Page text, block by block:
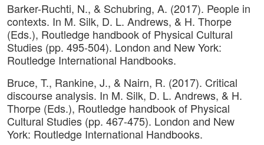
Barker-Ruchti, N., & Schubring, A. (2017). People in
contexts. In M. Silk, D. L. Andrews, & H. Thorpe
(Eds.), Routledge handbook of Physical Cultural
Studies (pp. 495-504). London and New York:
Routledge International Handbooks.
Bruce, T., Rankine, J., & Nairn, R. (2017). Critical
discourse analysis. In M. Silk, D. L. Andrews, & H.
Thorpe (Eds.), Routledge handbook of Physical
Cultural Studies (pp. 467-475). London and New
York: Routledge International Handbooks.